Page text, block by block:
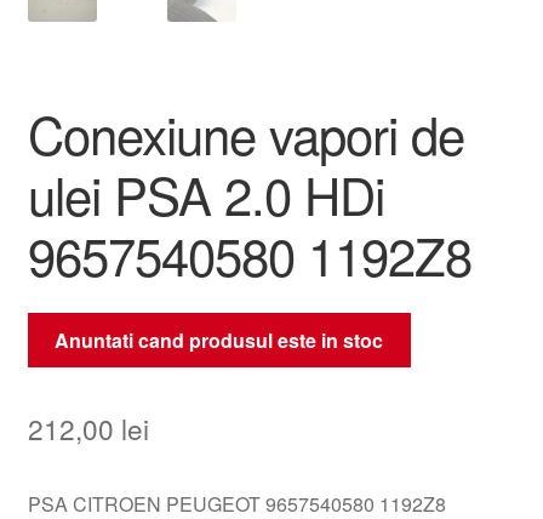
Termeni si conditii
Conexiune vapori de
ulei PSA 2.0 HDi
9657540580 1192Z8
Anuntati cand produsul este in stoc
212,00 lei
PSA CITROEN PEUGEOT 9657540580 1192Z8